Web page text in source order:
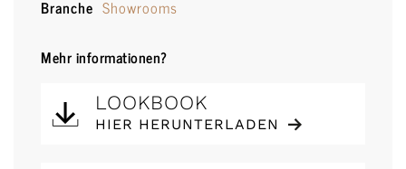
Branche Showrooms
Mehr informationen?
LOOKBOOK
HIER HERUNTERLADEN